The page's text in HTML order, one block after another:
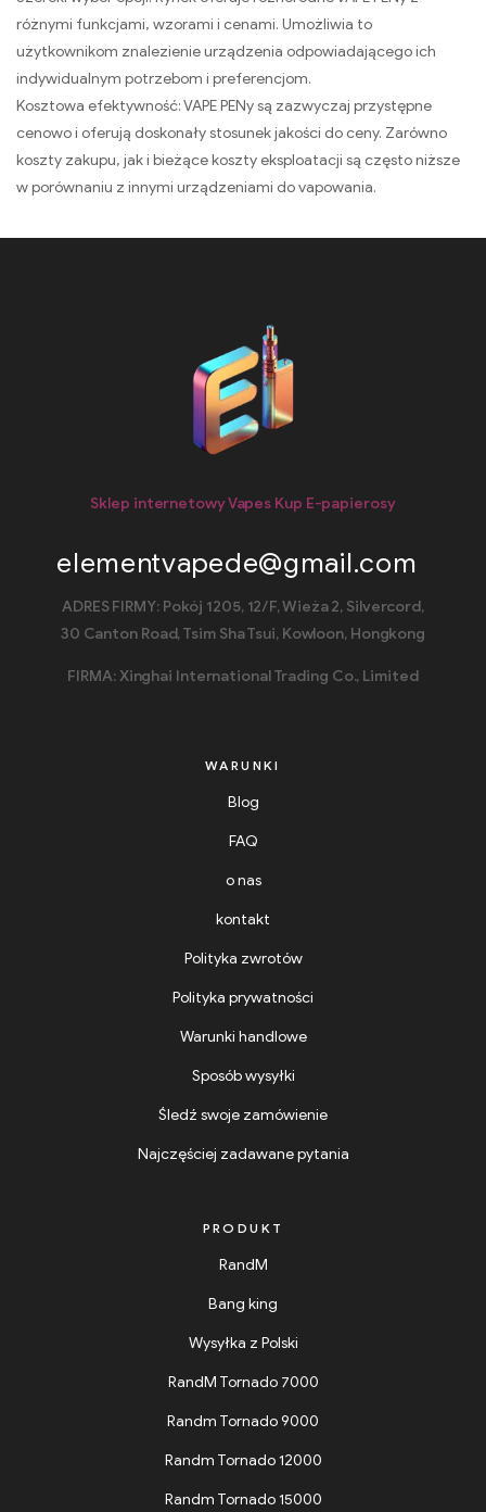
różnymi funkcjami, wzorami i cenami. Umożliwia to
użytkownikom znalezienie urządzenia odpowiadającego ich
indywidualnym potrzebom i preferencjom.
Kosztowa efektywność: VAPE PENy są zazwyczaj przystępne
cenowo i oferują doskonały stosunek jakości do ceny. Zarówno
koszty zakupu, jak i bieżące koszty eksploatacji są często niższe
w porównaniu z innymi urządzeniami do vapowania.
Sklep internetowy Vapes Kup E-papierosy
elementvapede@gmail.com
ADRES FIRMY: Pokój 1205, 12/F, Wieża 2, Silvercord,
30 Canton Road, Tsim Sha Tsui, Kowloon, Hongkong
FIRMA: Xinghai International Trading Co., Limited
WARUNKI
Blog
FAQ
o nas
kontakt
Polityka zwrotów
Polityka prywatności
Warunki handlowe
Sposób wysyłki
Śledź swoje zamówienie
Najczęściej zadawane pytania
PRODUKT
RandM
Bang king
Wysyłka z Polski
RandM Tornado 7000
Randm Tornado 9000
Randm Tornado 12000
Randm Tornado 15000